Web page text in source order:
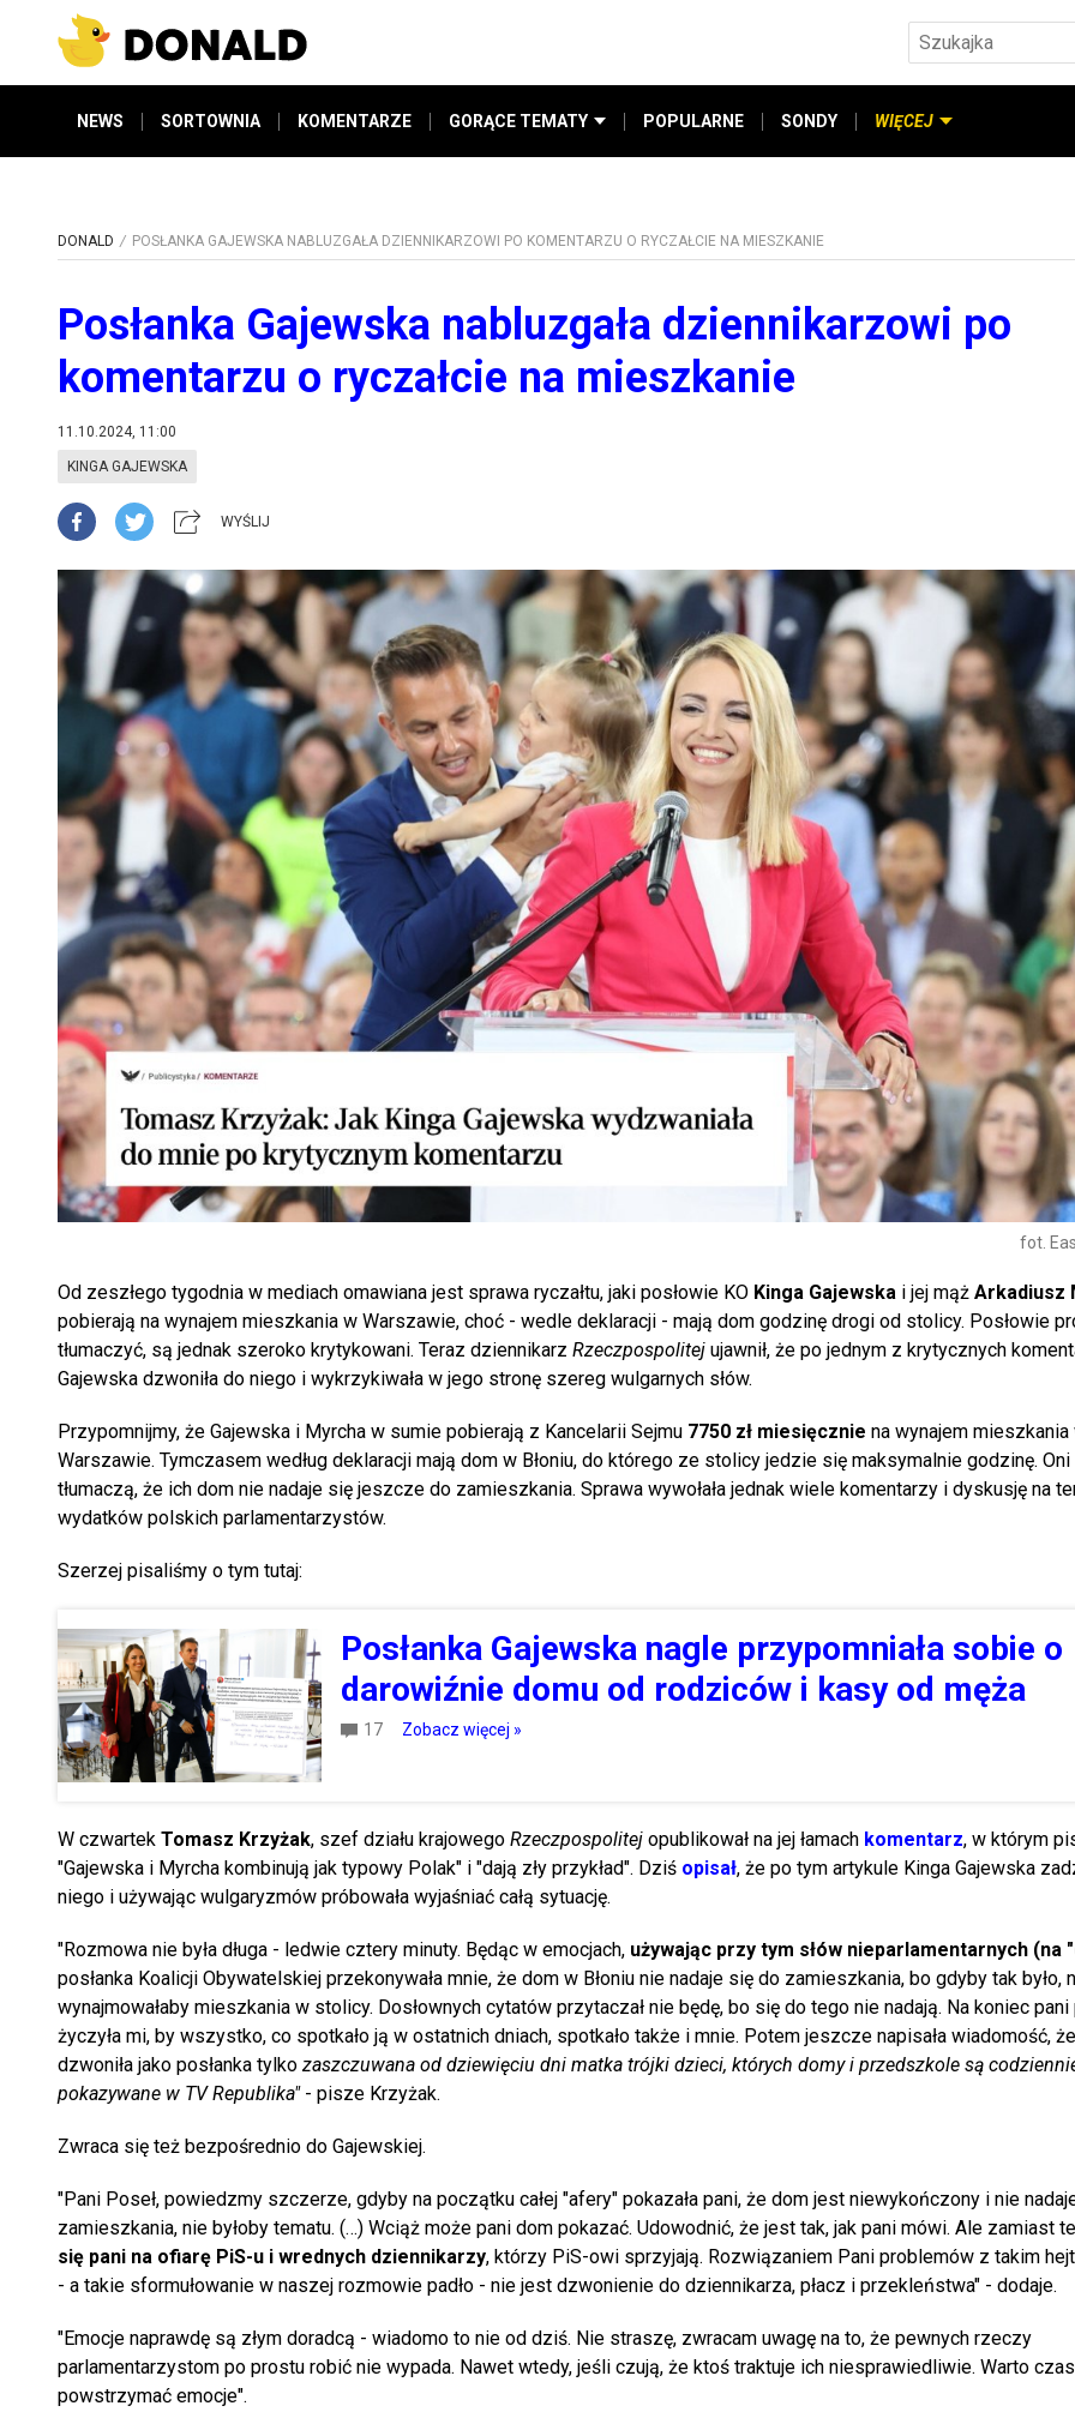
NEWS SORTOWNIA KOMENTARZE GORĄCE TEMATY POPULARNE SONDY WIĘCEJ
DONALD POSŁANKA GAJEWSKA NABLUZGAŁA DZIENNIKARZOWI PO KOMENTARZU O RYCZAŁCIE NA MIESZKANIE
Posłanka Gajewska nabluzgała dziennikarzowi po
komentarzu o ryczałcie na mieszkanie
11.10.2024, 11:00
KINGA GAJEWSKA
WYŚLIJ
fot.
Od zeszłego tygodnia w mediach omawiana jest sprawa ryczałtu, jaki posłowie KO Kinga Gajewska i jej mąż Arkadiusz
pobierają na wynajem mieszkania w Warszawie, choć - wedle deklaracji - mają dom godzinę drogi od stolicy. Posłowie
tłumaczyć, są jednak szeroko krytykowani. Teraz dziennikarz Rzeczpospolitej ujawnił, że po jednym z krytycznych
Gajewska dzwoniła do niego i wykrzykiwała w jego stronę szereg wulgarnych słów.
Przypomnijmy, że Gajewska i Myrcha w sumie pobierają z Kancelarii Sejmu 7750 zł miesięcznie na wynajem mieszkania
Warszawie. Tymczasem według deklaracji mają dom w Błoniu, do którego ze stolicy jedzie się maksymalnie godzinę.
tłumaczą, że ich dom nie nadaje się jeszcze do zamieszkania. Sprawa wywołała jednak wiele komentarzy i dyskusję na
wydatków polskich parlamentarzystów.
Szerzej pisaliśmy o tym tutaj:
Posłanka Gajewska nagle przypomniała sobie o
darowiźnie domu od rodziców i kasy od męża
17 Zobacz więcej »
W czwartek Tomasz Krzyżak, szef działu krajowego Rzeczpospolitej opublikował na jej łamach komentarz, w którym
"Gajewska i Myrcha kombinują jak typowy Polak" i "dają zły przykład". Dziś opisał, że po tym artykule Kinga Gajewska
niego i używając wulgaryzmów próbowała wyjaśniać całą sytuację.
"Rozmowa nie była długa - ledwie cztery minuty. Będąc w emocjach, używając przy tym słów nieparlamentarnych (na
posłanka Koalicji Obywatelskiej przekonywała mnie, że dom w Błoniu nie nadaje się do zamieszkania, bo gdyby tak było,
wynajmowałaby mieszkania w stolicy. Dosłownych cytatów przytaczał nie będę, bo się do tego nie nadają. Na koniec pani
życzyła mi, by wszystko, co spotkało ją w ostatnich dniach, spotkało także i mnie. Potem jeszcze napisała wiadomość,
dzwoniła jako posłanka tylko zaszczuwana od dziewięciu dni matka trójki dzieci, których domy i przedszkole są
pokazywane w TV Republika"- pisze Krzyżak.
Zwraca się też bezpośrednio do Gajewskiej.
"Pani Poseł, powiedzmy szczerze, gdyby na początku całej "afery" pokazała pani, że dom jest niewykończony i nie
zamieszkania, nie byłoby tematu. (…) Wciąż może pani dom pokazać. Udowodnić, że jest tak, jak pani mówi. Ale zamiast
się pani na ofiarę PiS-u i wrednych dziennikarzy, którzy PiS-owi sprzyjają. Rozwiązaniem Pani problemów z takim
- a takie sformułowanie w naszej rozmowie padło - nie jest dzwonienie do dziennikarza, płacz i przekleństwa" - dodaje.
"Emocje naprawdę są złym doradcą - wiadomo to nie od dziś. Nie straszę, zwracam uwagę na to, że pewnych rzeczy
parlamentarzystom po prostu robić nie wypada. Nawet wtedy, jeśli czują, że ktoś traktuje ich niesprawiedliwie. Warto
powstrzymać emocje".